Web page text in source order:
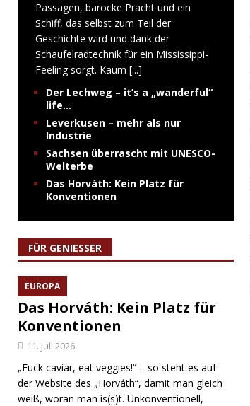
Passagen, barocke Pracht und ein
Schiff, das selbst zum Teil der
Geschichte wird und dank der
Schaufelradtechnik für ein Mississippi-
Feeling sorgt. Kaum [...]
Der Lechweg – it’s a „wanderful“
life…
Leverkusen – mehr als nur
Industrie
Sachsen überrascht mit UNESCO-
Welterbe
Das Horváth: Kein Platz für
Konventionen
FÜR GENIESSER
EUROPA
Das Horváth: Kein Platz für
Konventionen
11. Juli 2026
„Fuck caviar, eat veggies!“ – so steht es auf
der Website des „Horváth“, damit man gleich
weiß, woran man is(s)t. Unkonventionell,